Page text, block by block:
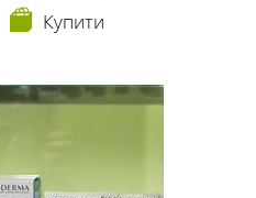
Купити